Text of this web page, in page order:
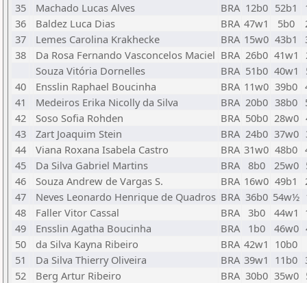
35
Machado Lucas Alves BRA 12b0 52b1
36
Baldez Luca Dias BRA 47w1 5b0
37
Lemes Carolina Krakhecke BRA 15w0 43b1
38
Da Rosa Fernando Vasconcelos Maciel BRA 26b0 41w1
Souza Vitória Dornelles
BRA 51b0 40w1
40
Ensslin Raphael Boucinha BRA 11w0 39b0
41
Medeiros Erika Nicolly da Silva BRA 20b0 38b0
42
Soso Sofia Rohden BRA 50b0 28w0
43
Zart Joaquim Stein BRA 24b0 37w0
44
Viana Roxana Isabela Castro BRA 31w0 48b0
45
Da Silva Gabriel Martins BRA 8b0 25w0
46
Souza Andrew de Vargas S. BRA 16w0 49b1
47
Neves Leonardo Henrique de Quadros BRA 36b0 54w½
48
Faller Vitor Cassal BRA 3b0 44w1
49
Ensslin Agatha Boucinha BRA 1b0 46w0
50
da Silva Kayna Ribeiro BRA 42w1 10b0
51
Da Silva Thierry Oliveira BRA 39w1 11b0
52
Berg Artur Ribeiro BRA 30b0 35w0